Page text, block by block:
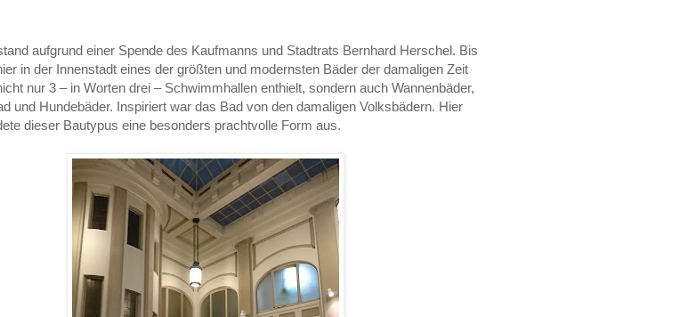
aufgrund einer Spende des Kaufmanns und Stadtrats Bernhard Herschel. Bis
in der Innenstadt eines der größten und modernsten Bäder der damaligen Zeit
nur 3 – in Worten drei – Schwimmhallen enthielt, sondern auch Wannenbäder,
und Hundebäder. Inspiriert war das Bad von den damaligen Volksbädern. Hier
dieser Bautypus eine besonders prachtvolle Form aus.